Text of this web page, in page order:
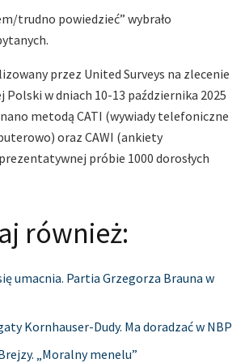
trudno powiedzieć” wybrało
przez United Surveys na zlecenie
Polski w dniach 10-13 października 2025
metodą CATI (wywiady telefoniczne
oraz CAWI (ankiety
próbie 1000 dorosłych
również:
umacnia. Partia Grzegorza Brauna w
Kornhauser-Dudy. Ma doradzać w NBP
„Moralny menelu”